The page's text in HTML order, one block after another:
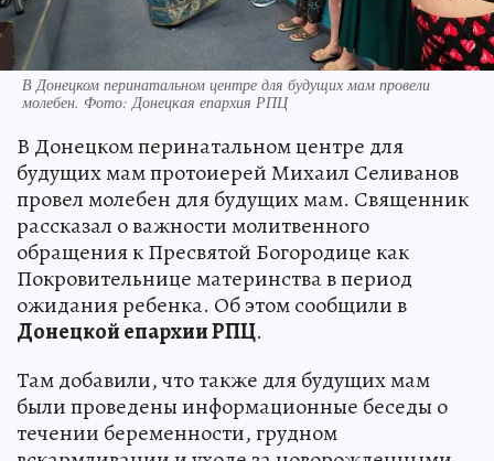
В Донецком перинатальном центре для будущих мам провели
молебен. Фото: Донецкая епархия РПЦ
В Донецком перинатальном центре для
будущих мам протоиерей Михаил Селиванов
провел молебен для будущих мам. Священник
рассказал о важности молитвенного
обращения к Пресвятой Богородице как
Покровительнице материнства в период
ожидания ребенка. Об этом сообщили в
Донецкой епархии РПЦ.
Там добавили, что также для будущих мам
были проведены информационные беседы о
течении беременности, грудном